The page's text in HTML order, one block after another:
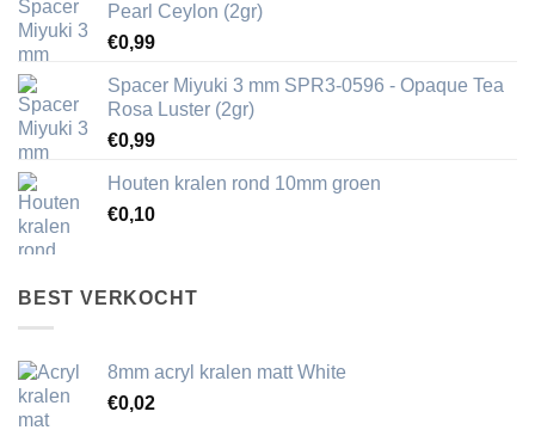
Pearl Ceylon (2gr)
€0,99
Spacer Miyuki 3 mm SPR3-0596 - Opaque Tea
Rosa Luster (2gr)
€0,99
Houten kralen rond 10mm groen
€0,10
BEST VERKOCHT
8mm acryl kralen matt White
€0,02